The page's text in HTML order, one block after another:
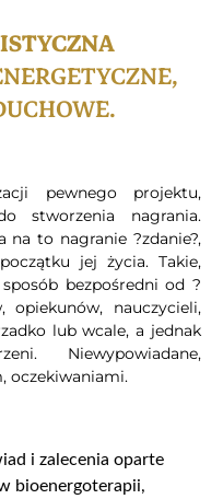
pewnego projektu,
stworzenia nagrania.
na to nagranie ?zdanie?,
jej życia. Takie,
bezpośredni od ?
opiekunów, nauczycieli,
lub wcale, a jednak
Niewypowiadane,
oczekiwaniami.
i zalecenia oparte
bioenergoterapii,